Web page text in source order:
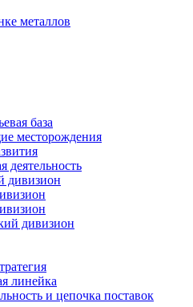
металлов
база
месторождения
деятельность
дивизион
дивизион
линейка
и цепочка поставок